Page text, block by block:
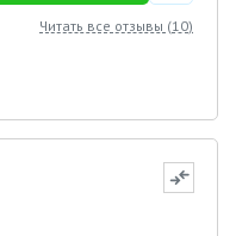
Читать все отзывы (10)